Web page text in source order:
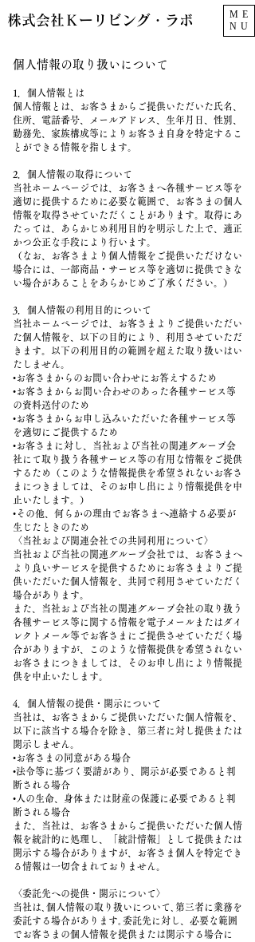
株式会社Ｋーリビング・ラボ
ME
NU
個人情報の取り扱いについて
1．個人情報とは
個人情報とは、お客さまからご提供いただいた氏名、
住所、電話番号、メールアドレス、生年月日、性別、
勤務先、家族構成等によりお客さま自身を特定するこ
とができる情報を指します。
2．個人情報の取得について
当社ホームページでは、お客さまへ各種サービス等を
適切に提供するために必要な範囲で、お客さまの個人
情報を取得させていただくことがあります。取得にあ
たっては、あらかじめ利用目的を明示した上で、適正
かつ公正な手段により行います。
（なお、お客さまより個人情報をご提供いただけない
場合には、一部商品・サービス等を適切に提供できな
い場合があることをあらかじめご了承ください。）
3．個人情報の利用目的について
当社ホームページでは、お客さまよりご提供いただい
た個人情報を、以下の目的により、利用させていただ
きます。以下の利用目的の範囲を超えた取り扱いはい
たしません。
•お客さまからのお問い合わせにお答えするため
•お客さまからお問い合わせのあった各種サービス等
の資料送付のため
•お客さまからお申し込みいただいた各種サービス等
を適切にご提供するため
•お客さまに対し、当社および当社の関連グループ会
社にて取り扱う各種サービス等の有用な情報をご提供
するため（このような情報提供を希望されないお客さ
まにつきましては、そのお申し出により情報提供を中
止いたします。）
•その他、何らかの理由でお客さまへ連絡する必要が
生じたときのため
〈当社および関連会社での共同利用について〉
当社および当社の関連グループ会社では、お客さまへ
より良いサービスを提供するためにお客さまよりご提
供いただいた個人情報を、共同で利用させていただく
場合があります。
また、当社および当社の関連グループ会社の取り扱う
各種サービス等に関する情報を電子メールまたはダイ
レクトメール等でお客さまにご提供させていただく場
合がありますが、このような情報提供を希望されない
お客さまにつきましては、そのお申し出により情報提
供を中止いたします。
4．個人情報の提供・開示について
当社は、お客さまからご提供いただいた個人情報を、
以下に該当する場合を除き、第三者に対し提供または
開示しません。
•お客さまの同意がある場合
•法令等に基づく要請があり、開示が必要であると判
断される場合
•人の生命、身体または財産の保護に必要であると判
断される場合
また、当社は、お客さまからご提供いただいた個人情
報を統計的に処理し、「統計情報」として提供または
開示する場合がありますが、お客さま個人を特定でき
る情報は一切含まれておりません。
〈委託先への提供・開示について〉
当社は､個人情報の取り扱いについて､第三者に業務を
委託する場合があります｡委託先に対し、必要な範囲
でお客さまの個人情報を提供または開示する場合に